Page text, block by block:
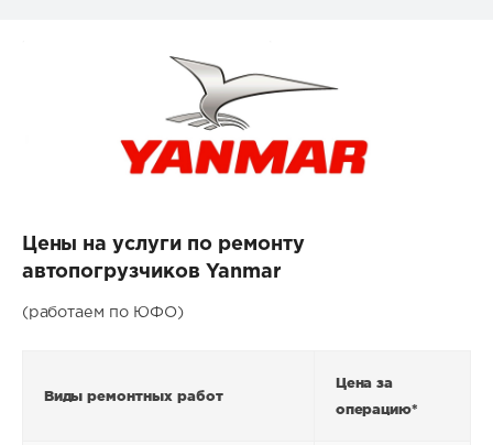
Цены на услуги по ремонту
автопогрузчиков Yanmar
(работаем по ЮФО)
Виды ремонтных работ
Цена за
операцию*